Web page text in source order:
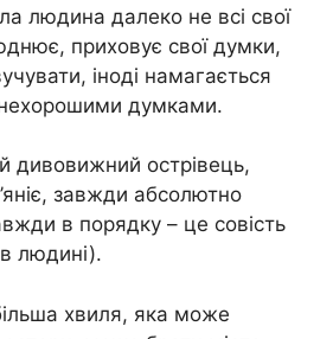
людина далеко не всі свої
приховує свої думки,
іноді намагається
думками.
дивовижний острівець,
завжди абсолютно
в порядку – це совість
людині).
хвиля, яка може